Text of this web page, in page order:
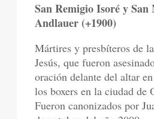
San Remigio Isoré y San
Andlauer (+1900)
Mártires y presbíteros de
Jesús, que fueron
oración delante del altar
los boxers en la ciudad de
Fueron canonizados por